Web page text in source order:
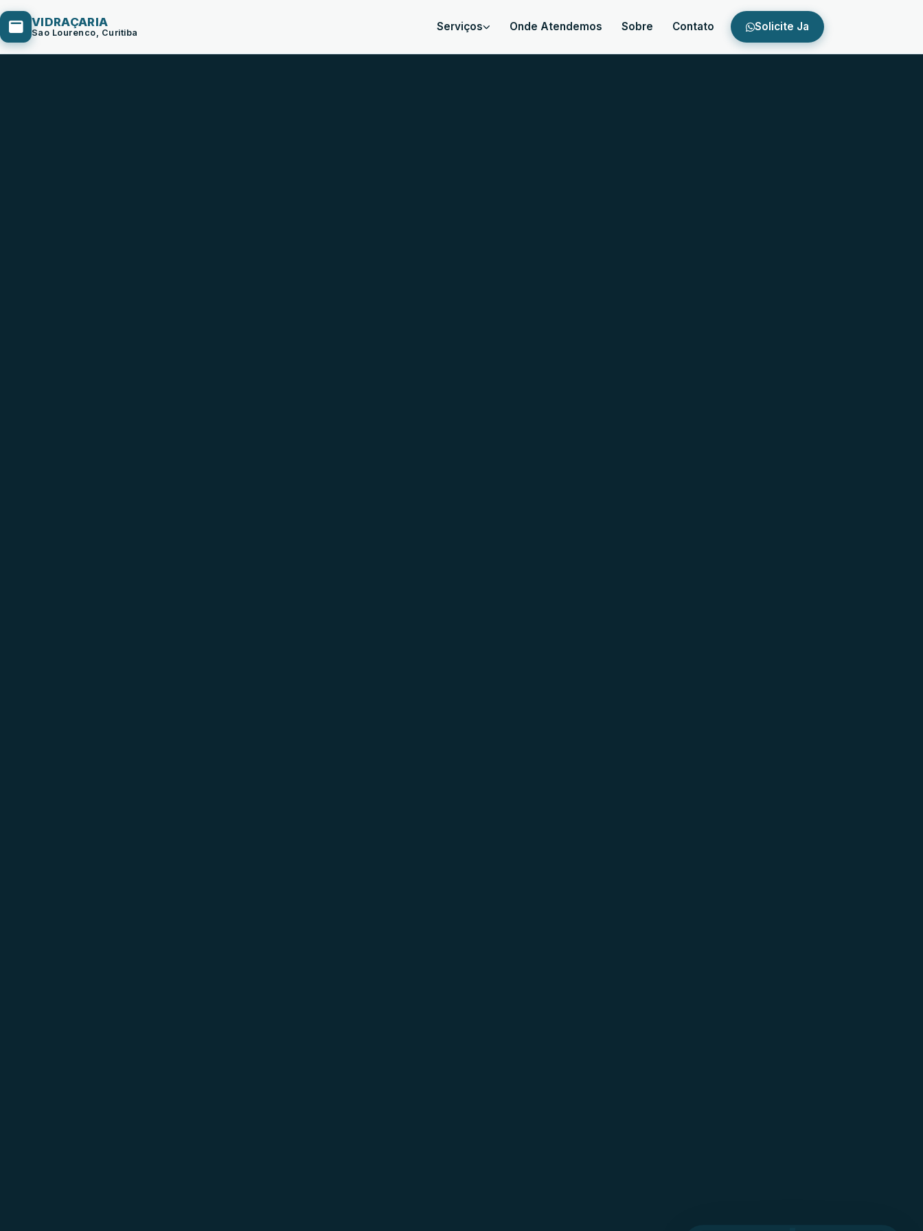
VIDRAÇARIA
Sao Lourenco, Curitiba Serviços Onde Atendemos Sobre Contato Solicite Ja